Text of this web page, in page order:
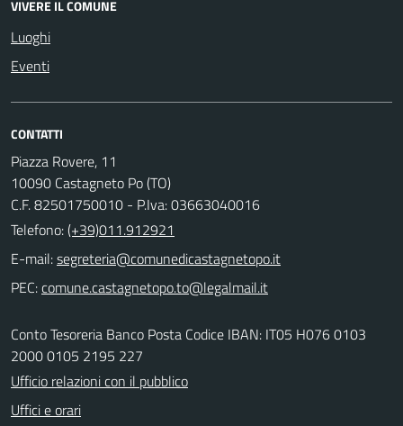
VIVERE IL COMUNE
Luoghi
Eventi
CONTATTI
Piazza Rovere, 11
10090 Castagneto Po (TO)
C.F. 82501750010 - P.Iva: 03663040016
Telefono:(+39)011.912921
E-mail:
PEC:
Conto Tesoreria Banco Posta Codice IBAN: IT05 H076 0103
2000 0105 2195 227
Ufficio relazioni con il pubblico
Uffici e orari